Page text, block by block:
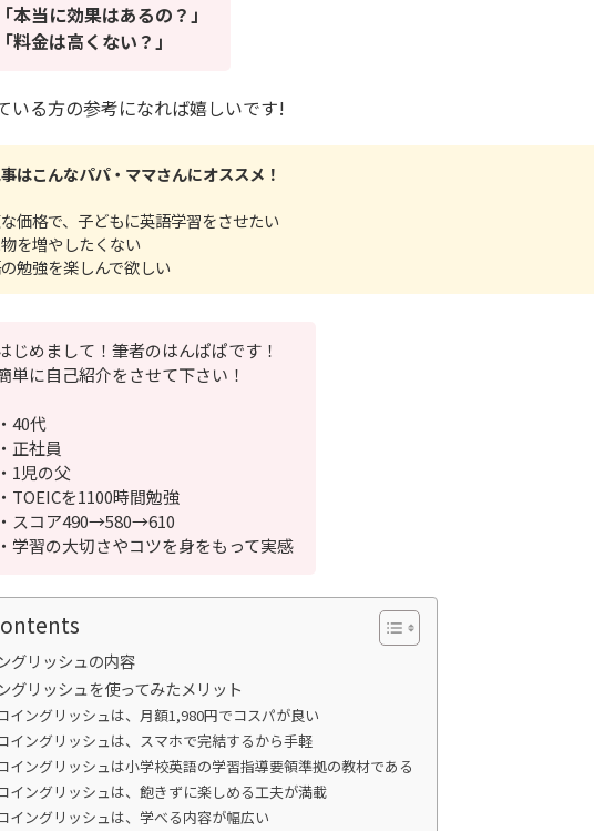
「本当に効果はあるの？」
「料金は高くない？」
いる方の参考になれば嬉しいです!
はこんなパパ・ママさんにオススメ！
な価格で、子どもに英語学習をさせたい
物を増やしたくない
の勉強を楽しんで欲しい
じめまして！筆者のはんぱぱです！
単に自己紹介をさせて下さい！
・40代
・正社員
・1児の父
・TOEICを1100時間勉強
・スコア490→580→610
・学習の大切さやコツを身をもって実感
グリッシュの内容
グリッシュを使ってみたメリット
イングリッシュは、月額1,980円でコスパが良い
イングリッシュは、スマホで完結するから手軽
イングリッシュは小学校英語の学習指導要領準拠の教材である
イングリッシュは、飽きずに楽しめる工夫が満載
イングリッシュは、学べる内容が幅広い